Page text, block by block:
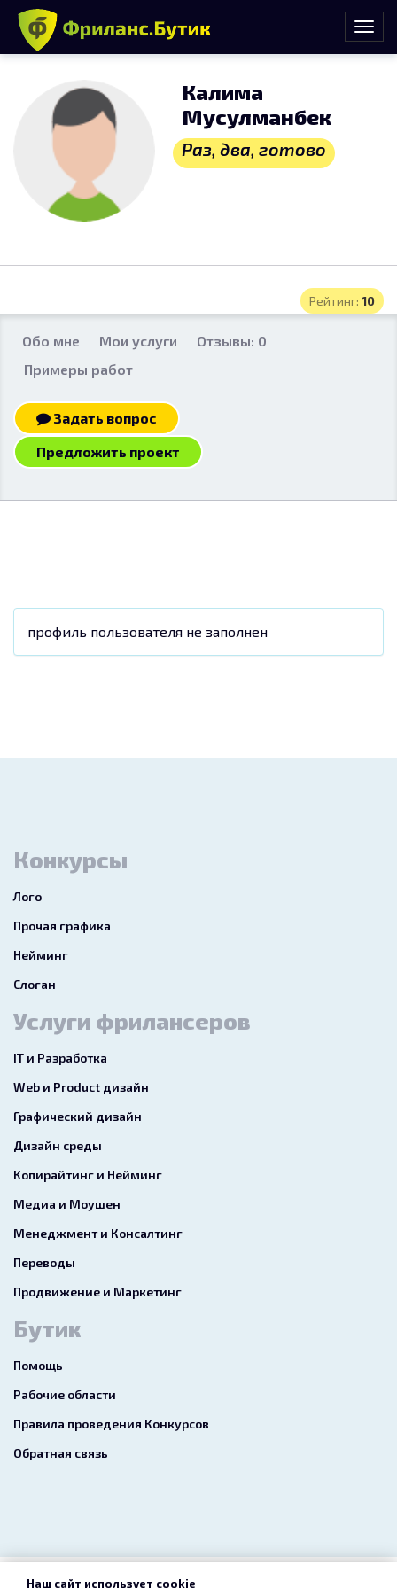
Калима
Мусулманбек
Раз, два, готово
Рейтинг: 10
Обо мне Мои услуги
Отзывы: 0
Примеры работ
Задать вопрос
Предложить проект
профиль пользователя не заполнен
Конкурсы
Лого
Прочая графика
Нейминг
Слоган
Услуги фрилансеров
IT и Разработка
Web и Product дизайн
Графический дизайн
Дизайн среды
Копирайтинг и Нейминг
Медиа и Моушен
Менеджмент и Консалтинг
Переводы
Продвижение и Маркетинг
Бутик
Помощь
Рабочие области
Правила проведения Конкурсов
Обратная связь
Наш сайт использует cookie